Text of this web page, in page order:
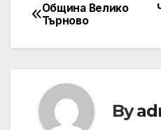
Post
navigation
Община Велико
Търново
By